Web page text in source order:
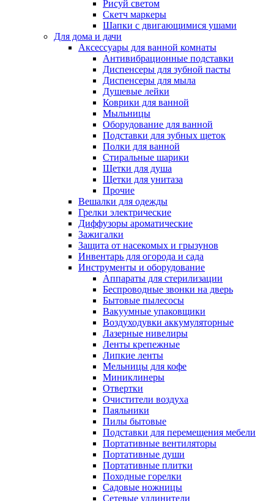
Рисуй светом
Скетч маркеры
Шапки с двигающимися ушами
Для дома и дачи
Аксессуары для ванной комнаты
Антивибрационные подставки
Диспенсеры для зубной пасты
Диспенсеры для мыла
Душевые лейки
Коврики для ванной
Мыльницы
Оборудование для ванной
Подставки для зубных щеток
Полки для ванной
Стиральные шарики
Щетки для душа
Щетки для унитаза
Прочие
Вешалки для одежды
Грелки электрические
Диффузоры ароматические
Зажигалки
Защита от насекомых и грызунов
Инвентарь для огорода и сада
Инструменты и оборудование
Аппараты для стерилизации
Беспроводные звонки на дверь
Бытовые пылесосы
Вакуумные упаковщики
Воздуходувки аккумуляторные
Лазерные нивелиры
Ленты крепежные
Липкие ленты
Мельницы для кофе
Миниклинеры
Отвертки
Очистители воздуха
Паяльники
Пилы бытовые
Подставки для перемещения мебели
Портативные вентиляторы
Портативные души
Портативные плитки
Походные горелки
Садовые ножницы
Сетевые удлинители